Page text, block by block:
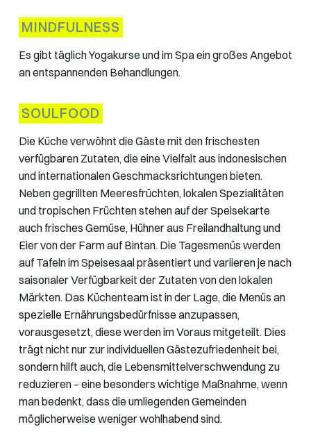
MINDFULNESS
Es gibt täglich Yogakurse und im Spa ein großes Angebot
an entspannenden Behandlungen.
SOULFOOD
Die Küche verwöhnt die Gäste mit den frischesten
verfügbaren Zutaten, die eine Vielfalt aus indonesischen
und internationalen Geschmacksrichtungen bieten.
Neben gegrillten Meeresfrüchten, lokalen Spezialitäten
und tropischen Früchten stehen auf der Speisekarte
auch frisches Gemüse, Hühner aus Freilandhaltung und
Eier von der Farm auf Bintan. Die Tagesmenüs werden
auf Tafeln im Speisesaal präsentiert und variieren je nach
saisonaler Verfügbarkeit der Zutaten von den lokalen
Märkten. Das Küchenteam ist in der Lage, die Menüs an
spezielle Ernährungsbedürfnisse anzupassen,
vorausgesetzt, diese werden im Voraus mitgeteilt. Dies
trägt nicht nur zur individuellen Gästezufriedenheit bei,
sondern hilft auch, die Lebensmittelverschwendung zu
reduzieren – eine besonders wichtige Maßnahme, wenn
man bedenkt, dass die umliegenden Gemeinden
möglicherweise weniger wohlhabend sind.